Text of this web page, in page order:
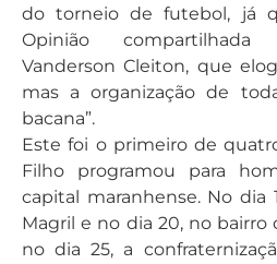
do torneio de futebol, já
Opinião
Vanderson Cleiton, que
mas a organização de
bacana”.
Este foi o primeiro de
Filho programou para
capital maranhense. No dia
Magril e no dia 20, no bairro
no dia 25, a